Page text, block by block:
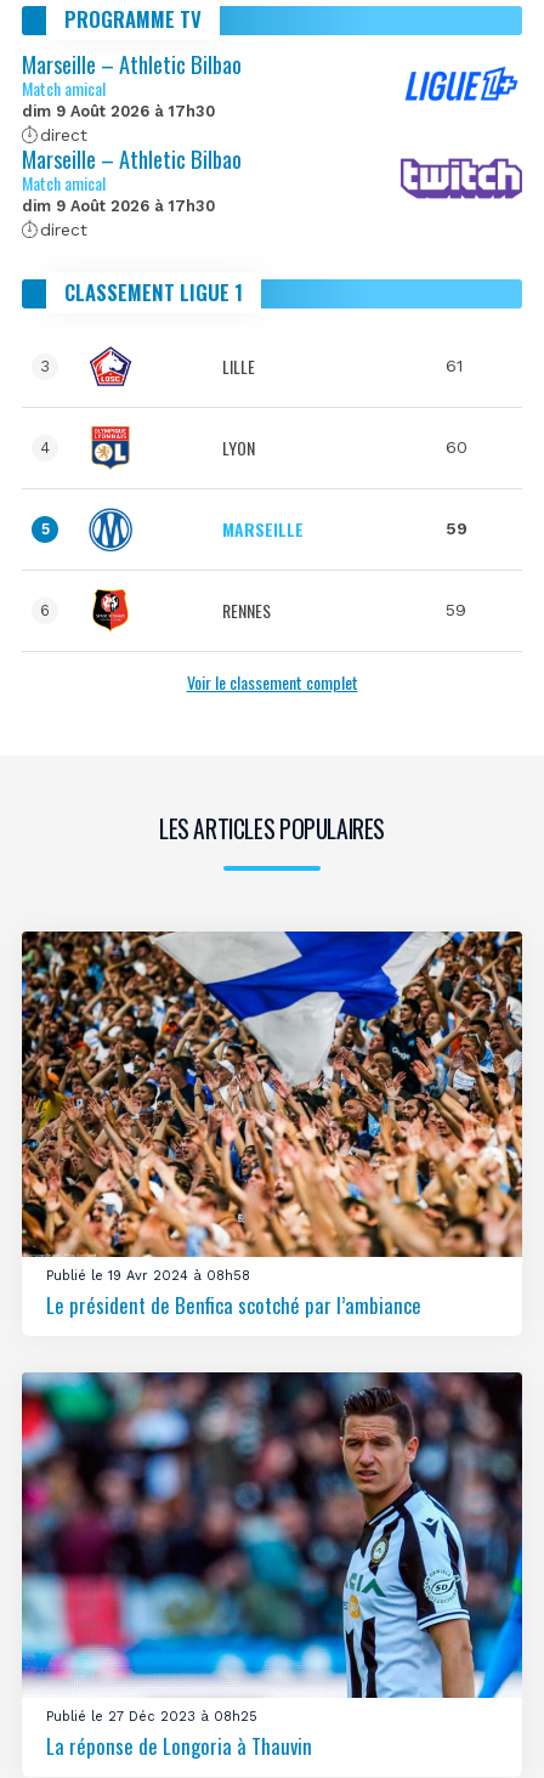
PROGRAMME TV
Marseille – Athletic Bilbao
Match amical
dim 9 Août 2026 à 17h30
direct
Marseille – Athletic Bilbao
Match amical
dim 9 Août 2026 à 17h30
direct
CLASSEMENT LIGUE 1
3 LILLE 61
4 LYON 60
5 MARSEILLE 59
6 RENNES 59
Voir le classement complet
LES ARTICLES POPULAIRES
Publié le 19 Avr 2024 à 08h58
Le président de Benfica scotché par l’ambiance
Publié le 27 Déc 2023 à 08h25
La réponse de Longoria à Thauvin